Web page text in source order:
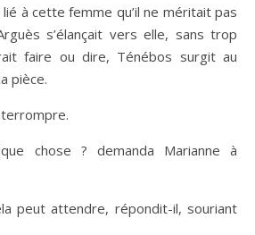
à cette femme qu’il ne méritait pas
s’élançait vers elle, sans trop
faire ou dire, Ténébos surgit au
pièce.
chose ? demanda Marianne à
peut attendre, répondit-il, souriant